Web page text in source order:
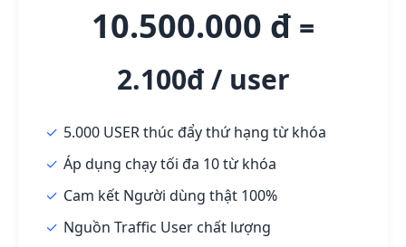
10.500.000 đ =
2.100đ / user
5.000 USER thúc đẩy thứ hạng từ khóa
Áp dụng chạy tối đa 10 từ khóa
Cam kết Người dùng thật 100%
Nguồn Traffic User chất lượng